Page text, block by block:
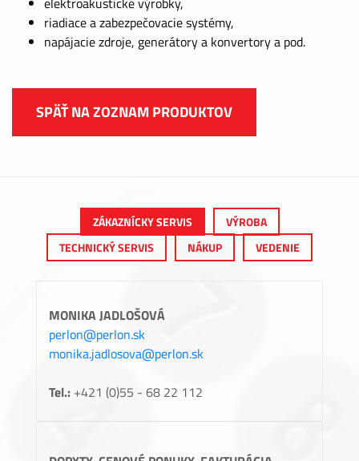
riadiace a zabezpečovacie systémy,
napájacie zdroje, generátory a konvertory a pod.
SPÄŤ NA ZOZNAM PRODUKTOV
ZÁKAZNÍCKY SERVIS
VÝROBA
TECHNICKÝ SERVIS
NÁKUP VEDENIE
MONIKA JADLOŠOVÁ
perlon@perlon.sk
monika.jadlosova@perlon.sk
Tel.: +421 (0)55 - 68 22 112